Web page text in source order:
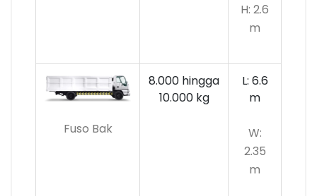
H: 2.6
m
Fuso Bak
8.000 hingga
10.000kg
L: 6.6
m
W:
2.35
m